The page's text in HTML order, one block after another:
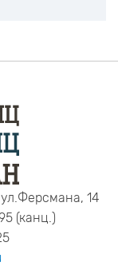
14
(канц.)